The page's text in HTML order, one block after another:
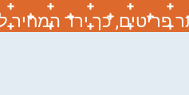
פריטים, כך ירד המחיר